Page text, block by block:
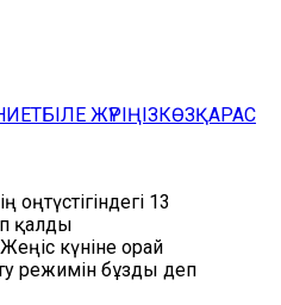
БІЛЕ ЖҮРІҢІЗКӨЗҚАРАС
13
қалды
күніне орай
режимін бұзды деп